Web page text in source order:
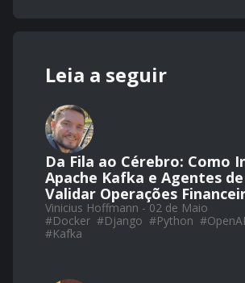
Leia a seguir
Da Fila ao Cérebro: Como
Apache Kafka e Agentes
Validar Operações
Vinicius Hoffmann - 02 de Maio
#Docker #Django #Python #
#Kafka